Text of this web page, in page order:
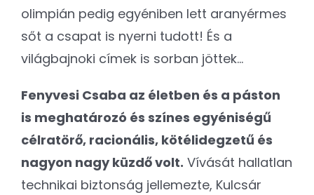
olimpián pedig egyéniben lett aranyérmes
sőt a csapat is nyerni tudott! És a
világbajnoki címek is sorban jöttek…
Fenyvesi Csaba az életben és a páston
is meghatározó és színes egyéniségű
célratörő, racionális, kötélidegzetű és
nagyon nagy küzdő volt. Vívását hallatlan
technikai biztonság jellemezte, Kulcsár